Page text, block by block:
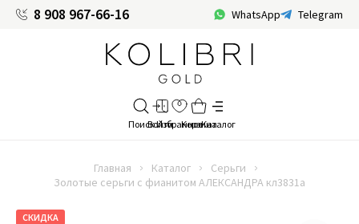
8 908 967-66-16 WhatsApp Telegram
Главная Каталог
Серьги
Золотые серьги с фианитом АЛЕКСАНДРА кл3831а
СКИДКА